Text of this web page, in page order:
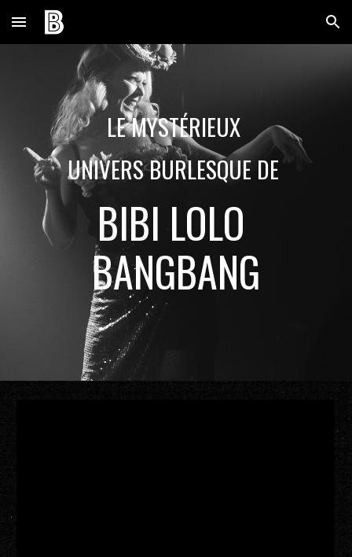
Skip to main content Skip to navigation
LE MYSTÉRIEUX
UNIVERS BURLESQUE DE
BIBI LOLO
BANGBANG